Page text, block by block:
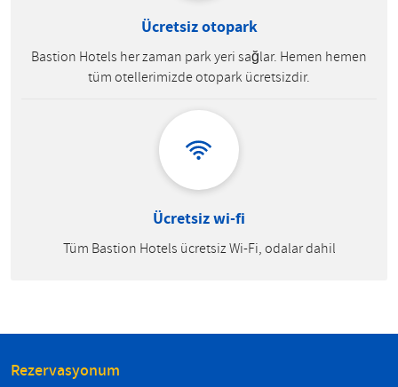
Ücretsiz otopark
Bastion Hotels her zaman park yeri sağlar. Hemen hemen
tüm otellerimizde otopark ücretsizdir.
Ücretsiz wi-fi
Tüm Bastion Hotels ücretsiz Wi-Fi, odalar dahil
Rezervasyonum